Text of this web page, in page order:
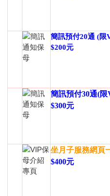
簡訊預付20通 (限
$200元
簡訊預付30通(
$300元
坐月子服務網頁
$400元